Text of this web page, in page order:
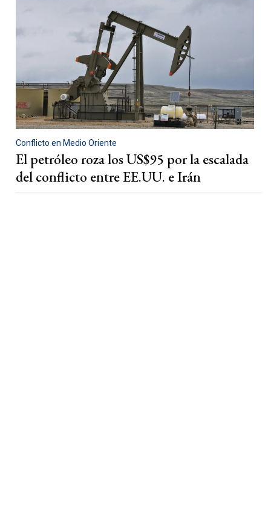
Conflicto en Medio Oriente
El petróleo roza los US$95 por la escalada
del conflicto entre EE.UU. e Irán